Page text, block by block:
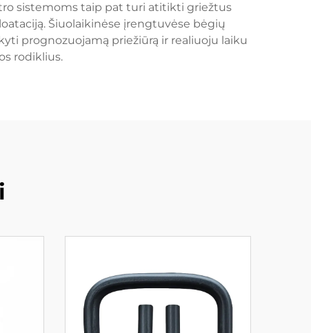
sistemoms taip pat turi atitikti griežtus
Šiuolaikinėse įrengtuvėse bėgių
prognozuojamą priežiūrą ir realiuoju laiku
rodiklius.